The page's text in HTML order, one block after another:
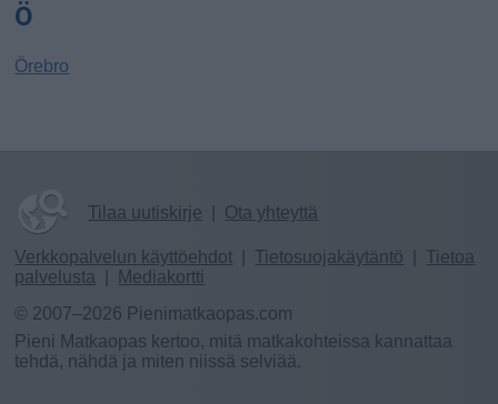
Ö
Örebro
Tilaa uutiskirje Ota yhteyttä
Verkkopalvelun käyttöehdot Tietosuojakäytäntö
Tietoa
palvelusta
Mediakortti
© 2007–2026 Pienimatkaopas.com
Pieni Matkaopas kertoo, mitä matkakohteissa kannattaa
tehdä, nähdä ja miten niissä selviää.